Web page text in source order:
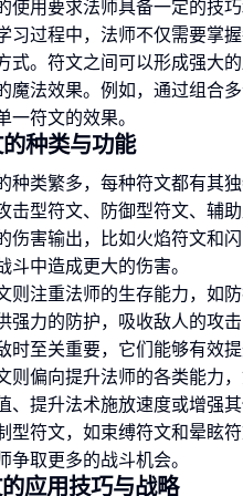
使用要求法师具备一定的技
习过程中，法师不仅需要掌
式。符文之间可以形成强大
魔法效果。例如，通过组合
一符文的效果。
种类与功能
种类繁多，每种符文都有其
击型符文、防御型符文、辅
伤害输出，比如火焰符文和
斗中造成更大的伤害。
则注重法师的生存能力，如
强力的防护，吸收敌人的攻
时至关重要，它们能够有效
则偏向提升法师的各类能力
、提升法术施放速度或增强
型符文，如束缚符文和晕眩
争取更多的战斗机会。
应用技巧与战略